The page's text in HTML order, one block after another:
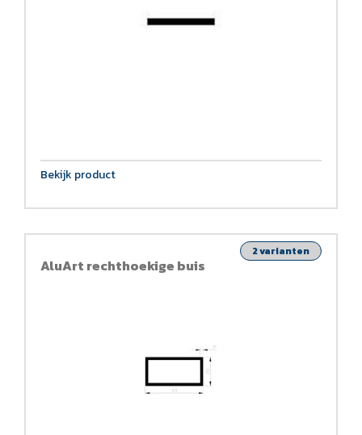
Bekijk product
AluArt rechthoekige buis
2 varianten